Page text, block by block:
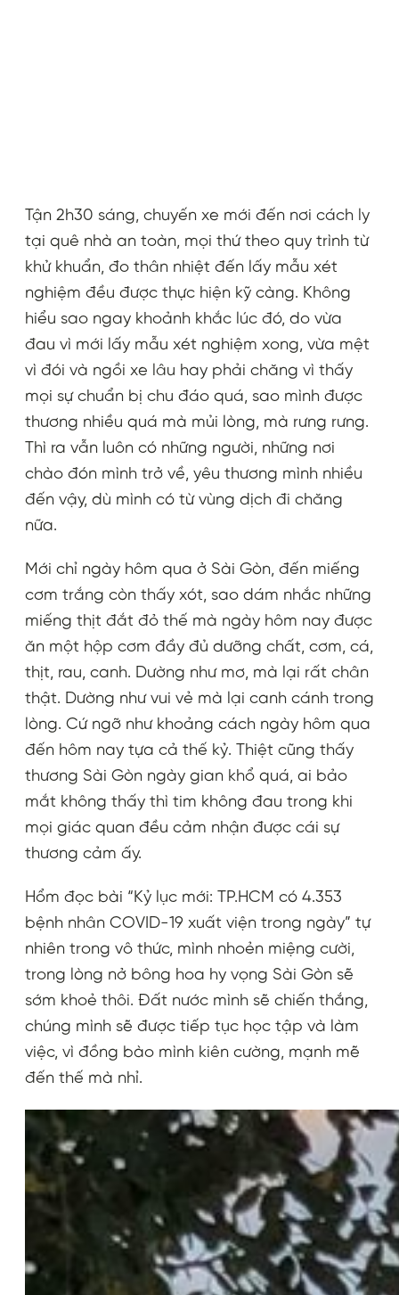
Tận 2h30 sáng, chuyến xe mới đến nơi cách ly
tại quê nhà an toàn, mọi thứ theo quy trình từ
khử khuẩn, đo thân nhiệt đến lấy mẫu xét
nghiệm đều được thực hiện kỹ càng. Không
hiểu sao ngay khoảnh khắc lúc đó, do vừa
đau vì mới lấy mẫu xét nghiệm xong, vừa mệt
vì đói và ngồi xe lâu hay phải chăng vì thấy
mọi sự chuẩn bị chu đáo quá, sao mình được
thương nhiều quá mà mủi lòng, mà rưng rưng.
Thì ra vẫn luôn có những người, những nơi
chào đón mình trở về, yêu thương mình nhiều
đến vậy, dù mình có từ vùng dịch đi chăng
nữa.
Mới chỉ ngày hôm qua ở Sài Gòn, đến miếng
cơm trắng còn thấy xót, sao dám nhắc những
miếng thịt đắt đỏ thế mà ngày hôm nay được
ăn một hộp cơm đầy đủ dưỡng chất, cơm, cá,
thịt, rau, canh. Dường như mơ, mà lại rất chân
thật. Dường như vui vẻ mà lại canh cánh trong
lòng. Cứ ngỡ như khoảng cách ngày hôm qua
đến hôm nay tựa cả thế kỷ. Thiệt cũng thấy
thương Sài Gòn ngày gian khổ quá, ai bảo
mắt không thấy thì tim không đau trong khi
mọi giác quan đều cảm nhận được cái sự
thương cảm ấy.
Hổm đọc bài “Kỷ lục mới: TP.HCM có 4.353
bệnh nhân COVID-19 xuất viện trong ngày” tự
nhiên trong vô thức, mình nhoẻn miệng cười,
trong lòng nở bông hoa hy vọng Sài Gòn sẽ
sớm khoẻ thôi. Đất nước mình sẽ chiến thắng,
chúng mình sẽ được tiếp tục học tập và làm
việc, vì đồng bào mình kiên cường, mạnh mẽ
đến thế mà nhỉ.